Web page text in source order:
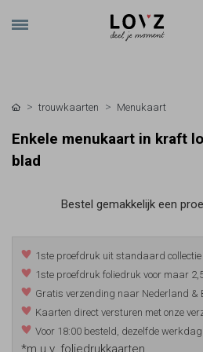
trouwkaarten Menukaart
Enkele menukaart in kraft
blad
Bestel gemakkelijk een
1ste proefdruk uit standaard collectie
1ste proefdruk foliedruk voor maar
Gratis verzending naar Nederland &
Kaarten direct versturen met onze
Voor 18:00 besteld, dezelfde
*m.u.v. foliedrukkaarten